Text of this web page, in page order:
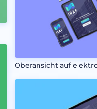
Oberansicht auf